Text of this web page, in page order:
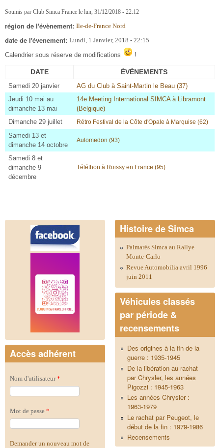
Soumis par Club Simca France le lun, 31/12/2018 - 22:12
région de l'évènement: Ile-de-France Nord
date de l'évenement: Lundi, 1 Janvier, 2018 - 22:15
Calendrier sous réserve de modifications !
DATE ÉVÈNEMENTS
Samedi 20 janvier
AG du Club à Saint-Martin le Beau (37)
Jeudi 10 mai au
dimanche 13 mai
14e Meeting International SIMCA à Libramont
(Belgique)
Dimanche 29 juillet
Rétro Festival de la Côte d'Opale à Marquise (62)
Samedi 13 et
dimanche 14 octobre
Automedon (93)
Samedi 8 et
dimanche 9
décembre
Téléthon à Roissy en France (95)
Accès adhérent
Nom d'utilisateur*
Mot de passe *
Demander un nouveau mot de
Histoire de Simca
Palmarès Simca au Rallye
Monte-Carlo
Revue Automobilia avril 1996
juin 2011
Véhicules classés
par période &
recensements
Des origines à la fin de la
guerre : 1935-1945
De la libération au rachat
par Chrysler, les années
Pigozzi : 1945-1963
Les années Chrysler :
1963-1979
Le rachat par Peugeot, le
début de la fin : 1979-1986
Recensements